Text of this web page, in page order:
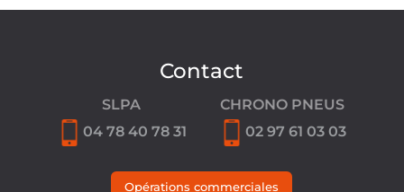
Contact
SLPA
04 78 40 78 31
CHRONO PNEUS
02 97 61 03 03
Opérations commerciales